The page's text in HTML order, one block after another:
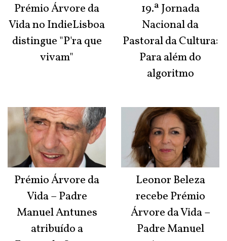
Prémio Árvore da
Vida no IndieLisboa
distingue "P'ra que
vivam"
Prémio Árvore da
Vida – Padre
Manuel Antunes
atribuído a
19.ª Jornada
Nacional da
Pastoral da Cultura:
Para além do
algoritmo
Leonor Beleza
recebe Prémio
Árvore da Vida –
Padre Manuel